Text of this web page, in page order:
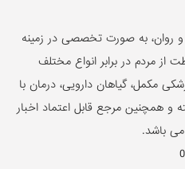
روان، به صورت تخصصی در زمینه
مردم در برابر انواع مختلف
مکمل، گیاهان دارویی، درمان با
همچنین مرجع قابل اعتماد اخبار
باشد.